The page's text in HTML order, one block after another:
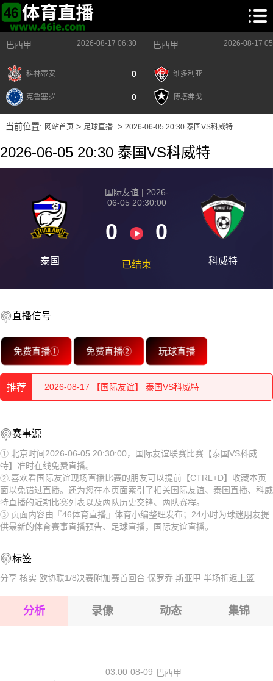
巴西甲 2026-08-17 06:30
科林蒂安 0
克鲁塞罗 0
巴西甲 2026-08-17
维多利亚
博塔弗戈
当前位置: 网站首页> 足球直播> 2026-06-05 20:30 泰国VS科威特
2026-06-05 20:30 泰国VS科威特
泰国
国际友谊 | 2026-
06-05 20:30:00
0 0
已结束 科威特
直播信号
免费直播① 免费直播② 玩球直播
推荐
2026-08-17 【国际友谊】 泰国VS科威特
2026-08-17 【国际友谊】 泰国VS科威特
2026-08-17 【国际友谊】 泰国VS科威特
2026-08-17 【国际友谊】 泰国VS科威特
2026-08-17 【国际友谊】 泰国VS科威特
2026-08-17 【国际友谊】 泰国VS科威特
2026-08-17 【国际友谊】 泰国VS科威特
2026-08-17 【国际友谊】 泰国VS科威特
2026-08-17 【国际友谊】 泰国VS科威特
赛事源
①.北京时间2026-06-05 20:30:00，国际友谊联赛比赛【泰国VS科威
特】准时在线免费直播。
②.喜欢看国际友谊现场直播比赛的朋友可以提前【CTRL+D】收藏本页
面以免错过直播。还为您在本页面索引了相关国际友谊、泰国直播、科威
特直播的近期比赛列表以及两队历史交锋、两队赛程。
③.页面内容由『46体育直播』体育小编整理发布；24小时为球迷朋友提
供最新的体育赛事直播预告、足球直播，国际友谊直播。
标签
分享 核实 欧协联1/8决赛附加赛首回合 保罗乔 斯亚甲 半场折返上篮
分析 录像 动态 集锦
08-09
03:00 巴西甲